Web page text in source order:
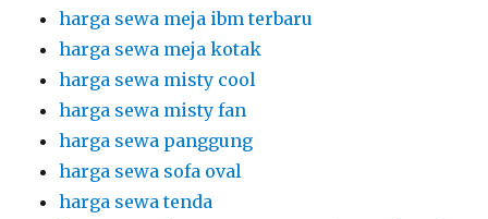
harga sewa meja ibm terbaru
harga sewa meja kotak
harga sewa misty cool
harga sewa misty fan
harga sewa panggung
harga sewa sofa oval
harga sewa tenda